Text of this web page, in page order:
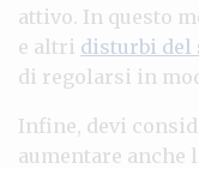
attivo. In questo
e altri disturbi del
di regolarsi in
Infine, devi
aumentare anche